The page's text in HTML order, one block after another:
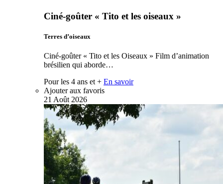
Ciné-goûter « Tito et les oiseaux »
Terres d’oiseaux
Ciné-goûter « Tito et les Oiseaux » Film d’animation
brésilien qui aborde…
Pour les 4 ans et + En savoir
Ajouter aux favoris
21 Août 2026